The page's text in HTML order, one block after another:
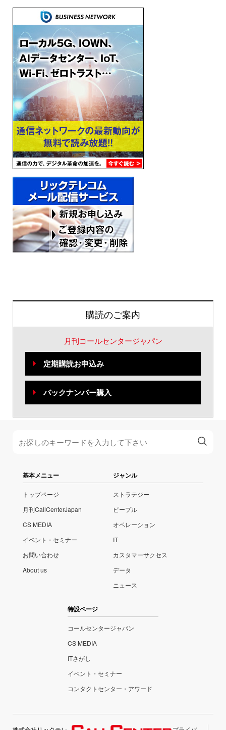
購読のご案内
月刊コールセンタージャパン
定期購読お申込み
バックナンバー購入
基本メニュー
トップページ
月刊CallCenterJapan
CS MEDIA
イベント・セミナー
お問い合わせ
About us
ジャンル
ストラテジー
ピープル
オペレーション
IT
カスタマーサクセス
データ
ニュース
特設ページ
コールセンタージャパン
CS MEDIA
ITさがし
イベント・セミナー
コンタクトセンター・アワード